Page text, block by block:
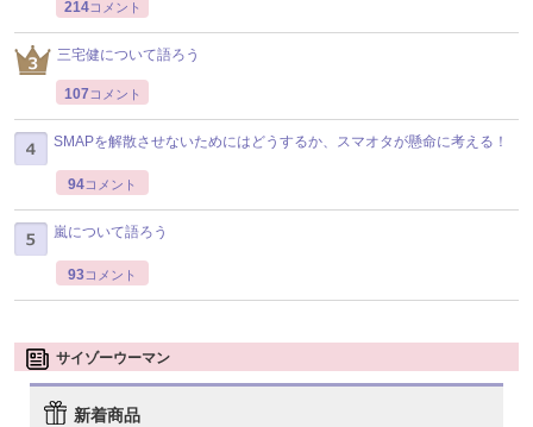
214コメント
三宅健について語ろう
107 コメント
SMAPを解散させないためにはどうするか、スマオタが懸命に考える！
94コメント
嵐について語ろう
93コメント
サイゾーウーマン
新着商品